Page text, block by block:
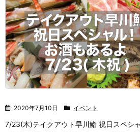
2020年7月10日 イベント
7/23(木)テイクアウト早川鮨 祝日スペシ